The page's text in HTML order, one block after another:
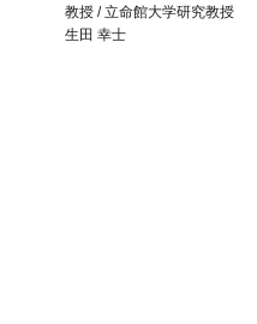
教授 / 立命館大学研究教授
生田 幸士